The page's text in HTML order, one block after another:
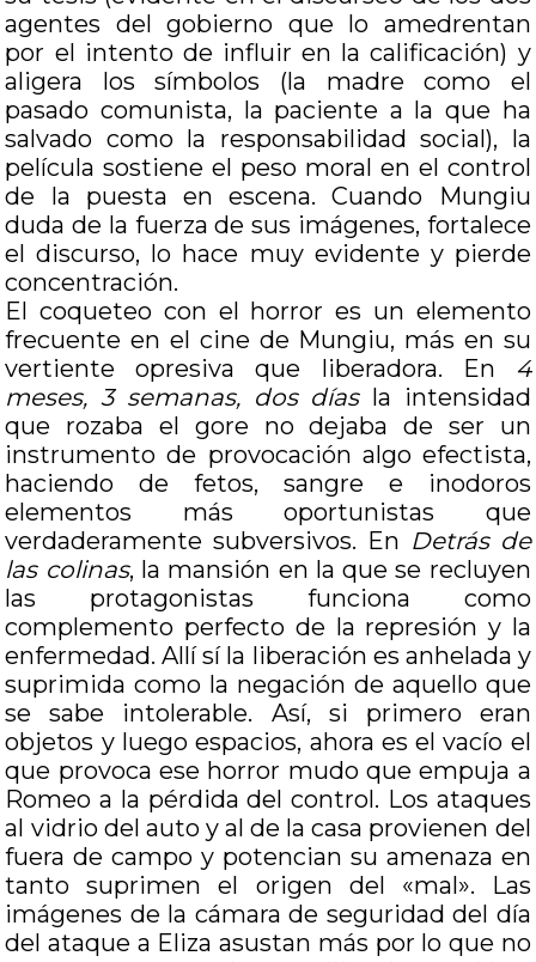
agentes del gobierno que lo amedrentan
por el intento de influir en la calificación) y
aligera los símbolos (la madre como el
pasado comunista, la paciente a la que ha
salvado como la responsabilidad social), la
película sostiene el peso moral en el control
de la puesta en escena. Cuando Mungiu
duda de la fuerza de sus imágenes, fortalece
el discurso, lo hace muy evidente y pierde
concentración.
El coqueteo con el horror es un elemento
frecuente en el cine de Mungiu, más en su
vertiente opresiva que liberadora. En
4
meses, 3 semanas, dos díasla intensidad
que rozaba el gore no dejaba de ser un
instrumento de provocación algo efectista,
haciendo de fetos, sangre e inodoros
elementos más oportunistas que
verdaderamente subversivos. En Detrás de
las colinas, la mansión en la que se recluyen
las protagonistas funciona como
complemento perfecto de la represión y la
enfermedad. Allí sí la liberación es anhelada y
suprimida como la negación de aquello que
se sabe intolerable. Así, si primero eran
objetos y luego espacios, ahora es el vacío el
que provoca ese horror mudo que empuja a
Romeo a la pérdida del control. Los ataques
al vidrio del auto y al de la casa provienen del
fuera de campo y potencian su amenaza en
tanto suprimen el origen del «mal». Las
imágenes de la cámara de seguridad del día
del ataque a Eliza asustan más por lo que no